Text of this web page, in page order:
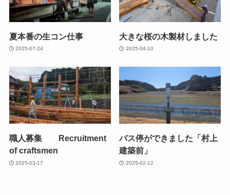
夏本番の生コン仕事
2025-07-24
大きな桜の木製材しました
2025-04-10
職人募集 Recruitment
of craftsmen
2025-03-17
バス停ができました「村上
建築前」
2025-02-12